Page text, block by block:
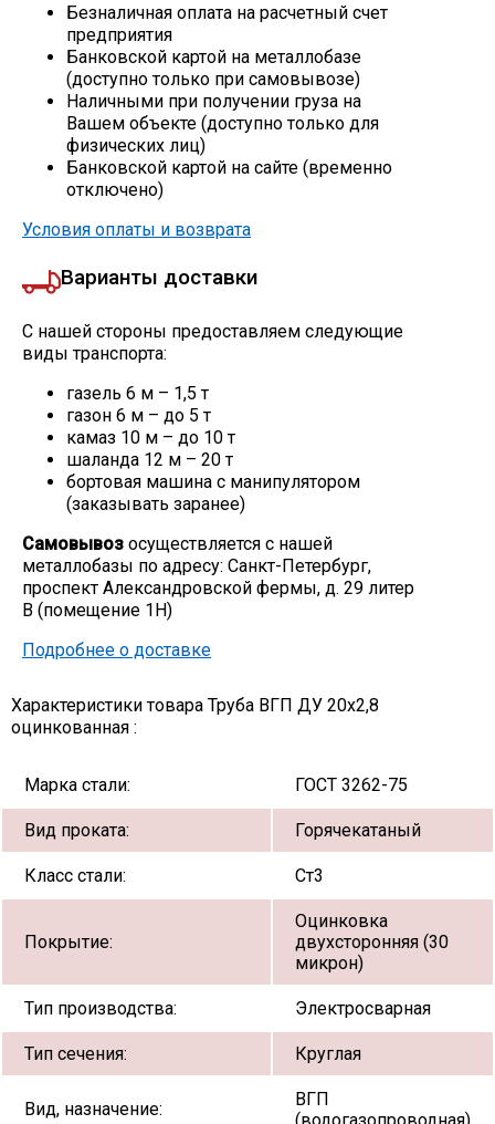
Безналичная оплата на расчетный счет
предприятия
Банковской картой на металлобазе
(доступно только при самовывозе)
Наличными при получении груза на
Вашем объекте (доступно только для
физических лиц)
Банковской картой на сайте (временно
отключено)
Условия оплаты и возврата
Варианты доставки
С нашей стороны предоставляем следующие
виды транспорта:
газель 6 м – 1,5 т
газон 6 м – до 5 т
камаз 10 м – до 10 т
шаланда 12 м – 20 т
бортовая машина с манипулятором
(заказывать заранее)
Самовывоз осуществляется с нашей
металлобазы по адресу: Санкт-Петербург,
проспект Александровской фермы, д. 29 литер
В (помещение 1Н)
Подробнее о доставке
Характеристики товара Труба ВГП ДУ 20х2,8
оцинкованная :
Марка стали: ГОСТ 3262-75
Вид проката: Горячекатаный
Класс стали: Ст3
Покрытие:
Оцинковка
двухсторонняя (30
микрон)
Тип производства: Электросварная
Тип сечения: Круглая
Вид, назначение:
ВГП
(водогазопроводная)